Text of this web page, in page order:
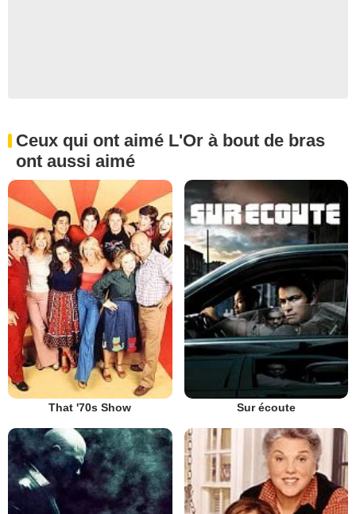
Ceux qui ont aimé L'Or à bout de bras
ont aussi aimé
That '70s Show Sur écoute